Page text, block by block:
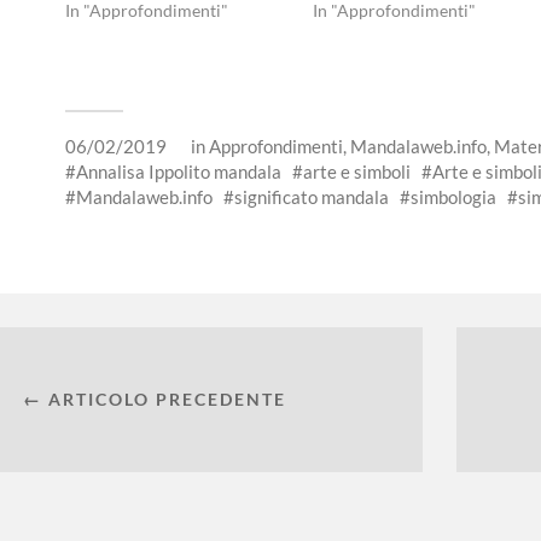
In "Approfondimenti" In "Approfondimenti"
06/02/2019 inApprofondimenti, Mandalaweb.info,
Annalisa Ippolito mandala
arte e simboli
Arte e
Mandalaweb.info
significato mandala simbologia
← ARTICOLO PRECEDENTE